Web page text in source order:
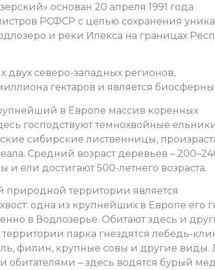
основан 20 апреля 1991 года
РСФСР с целью сохранения
и реки Илекса на границах
двух северо-западных регионов,
гектаров и является
в Европе массив коренных
господствуют темнохвойные
сибирские лиственницы,
Средний возраст деревьев –
ели достигают 500-летнего возраста.
территории является
одна из крупнейших в Европе его
в Водлозерье. Обитают здесь и
парка гнездятся лебедь-
филин, крупные совы и другие виды.
– здесь водятся бурый